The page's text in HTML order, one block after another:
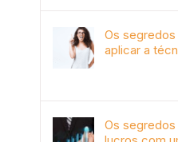
Os segredos
aplicar a
Os segredos